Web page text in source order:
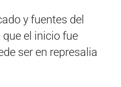
y fuentes del
el inicio fue
ser en represalia